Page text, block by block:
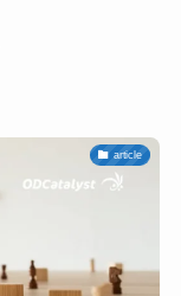
article